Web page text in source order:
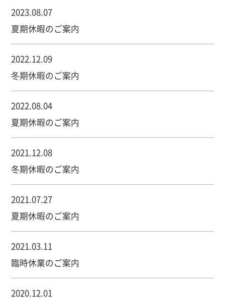
2023.08.07
夏期休暇のご案内
2022.12.09
冬期休暇のご案内
2022.08.04
夏期休暇のご案内
2021.12.08
冬期休暇のご案内
2021.07.27
夏期休暇のご案内
2021.03.11
臨時休業のご案内
2020.12.01